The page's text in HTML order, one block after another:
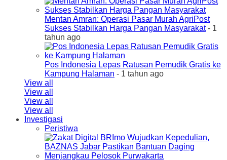
Mentan Amran: Operasi Pasar Murah AgriPost
Sukses Stabilkan Harga Pangan Masyarakat- 1
tahun ago
Pos Indonesia Lepas Ratusan Pemudik Gratis ke
Kampung Halaman - 1 tahun ago
View all
View all
View all
View all
Investigasi
Peristiwa